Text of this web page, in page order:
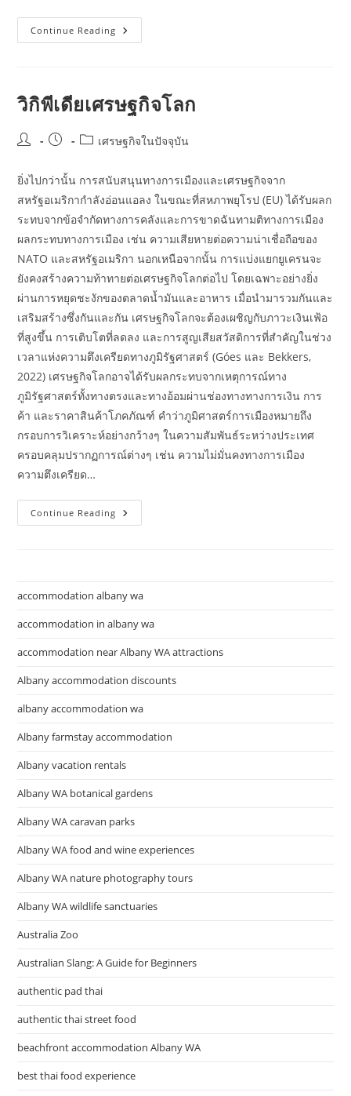
Continue Reading เปิด
5
รอ
รัฐบาล
ใหม่
สะสาง
วิกิพีเดียเศรษฐกิจโลก
Post
Post
Postเศรษฐกิจในปัจจุบัน
ยิ่งไปกว่านั้น การสนับสนุนทางการเมืองและเศรษฐกิจจาก
สหรัฐอเมริกากำลังอ่อนแอลง ในขณะที่สหภาพยุโรป (EU) ได้รับผลก
ระทบจากข้อจำกัดทางการคลังและการขาดฉันทามติทางการเมือง
ผลกระทบทางการเมือง เช่น ความเสียหายต่อความน่าเชื่อถือของ
NATO และสหรัฐอเมริกา นอกเหนือจากนั้น การแบ่งแยกยูเครนจะ
ยังคงสร้างความท้าทายต่อเศรษฐกิจโลกต่อไป โดยเฉพาะอย่างยิ่ง
ผ่านการหยุดชะงักของตลาดน้ำมันและอาหาร เมื่อนำมารวมกันและ
เสริมสร้างซึ่งกันและกัน เศรษฐกิจโลกจะต้องเผชิญกับภาวะเงินเฟ้อ
ที่สูงขึ้น การเติบโตที่ลดลง และการสูญเสียสวัสดิการที่สำคัญในช่วง
เวลาแห่งความตึงเครียดทางภูมิรัฐศาสตร์ (Góes และ Bekkers,
2022) เศรษฐกิจโลกอาจได้รับผลกระทบจากเหตุการณ์ทาง
ภูมิรัฐศาสตร์ทั้งทางตรงและทางอ้อมผ่านช่องทางทางการเงิน การ
ค้า และราคาสินค้าโภคภัณฑ์ คำว่าภูมิศาสตร์การเมืองหมายถึง
กรอบการวิเคราะห์อย่างกว้างๆ ในความสัมพันธ์ระหว่างประเทศ
ครอบคลุมปรากฏการณ์ต่างๆ เช่น ความไม่มั่นคงทางการเมือง
ความตึงเครียด…
Continue Reading วิกิ
พี
accommodation albany wa
accommodation in albany wa
accommodation near Albany WA attractions
Albany accommodation discounts
albany accommodation wa
Albany farmstay accommodation
Albany vacation rentals
Albany WA botanical gardens
Albany WA caravan parks
Albany WA food and wine experiences
Albany WA nature photography tours
Albany WA wildlife sanctuaries
Australia Zoo
Australian Slang: A Guide for Beginners
authentic pad thai
authentic thai street food
beachfront accommodation Albany WA
best thai food experience